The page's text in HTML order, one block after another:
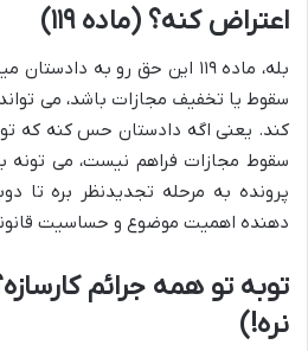
اعتراض کنه؟ (ماده ۱۱۹)
بله، ماده ۱۱۹ این حق رو به
سقوط یا تخفیف مجازات باشد، می
کند. یعنی اگه دادستان حس کنه که
سقوط مجازات فراهم نیست، می تونه
پرونده به مرحله تجدیدنظر بره تا
دهنده اهمیت موضوع و حساسیت
نره!)